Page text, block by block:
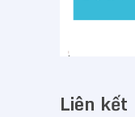
Liên kết